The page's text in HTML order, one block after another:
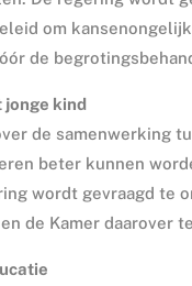
om
de
jonge kind
de samenwerking
beter kunnen
wordt gevraagd te
de Kamer daarover